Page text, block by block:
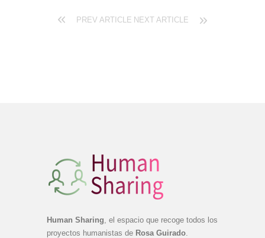
PREV ARTICLE NEXT ARTICLE
Human Sharing, el espacio que recoge todos los
proyectos humanistas de Rosa Guirado.